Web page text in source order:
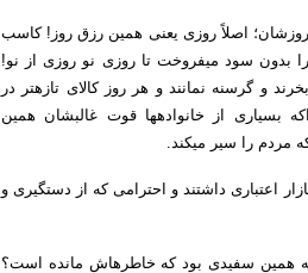
روزشان؛ اصلاً روزی یعنی همین رزق روز !کاسب
را بدون سود میفروخت تا روزی نو روزی از نو!
بخرند و گرسنه نمانند و هر روز کالای تازهتر
در
بسیاری از خانوادهها قوت غالبشان همین
مردم را سیر میکند
اعتباری داشتند و احترامی که از دستگیری و
همین سفیدی بود که خاطرهاش مانده است؟